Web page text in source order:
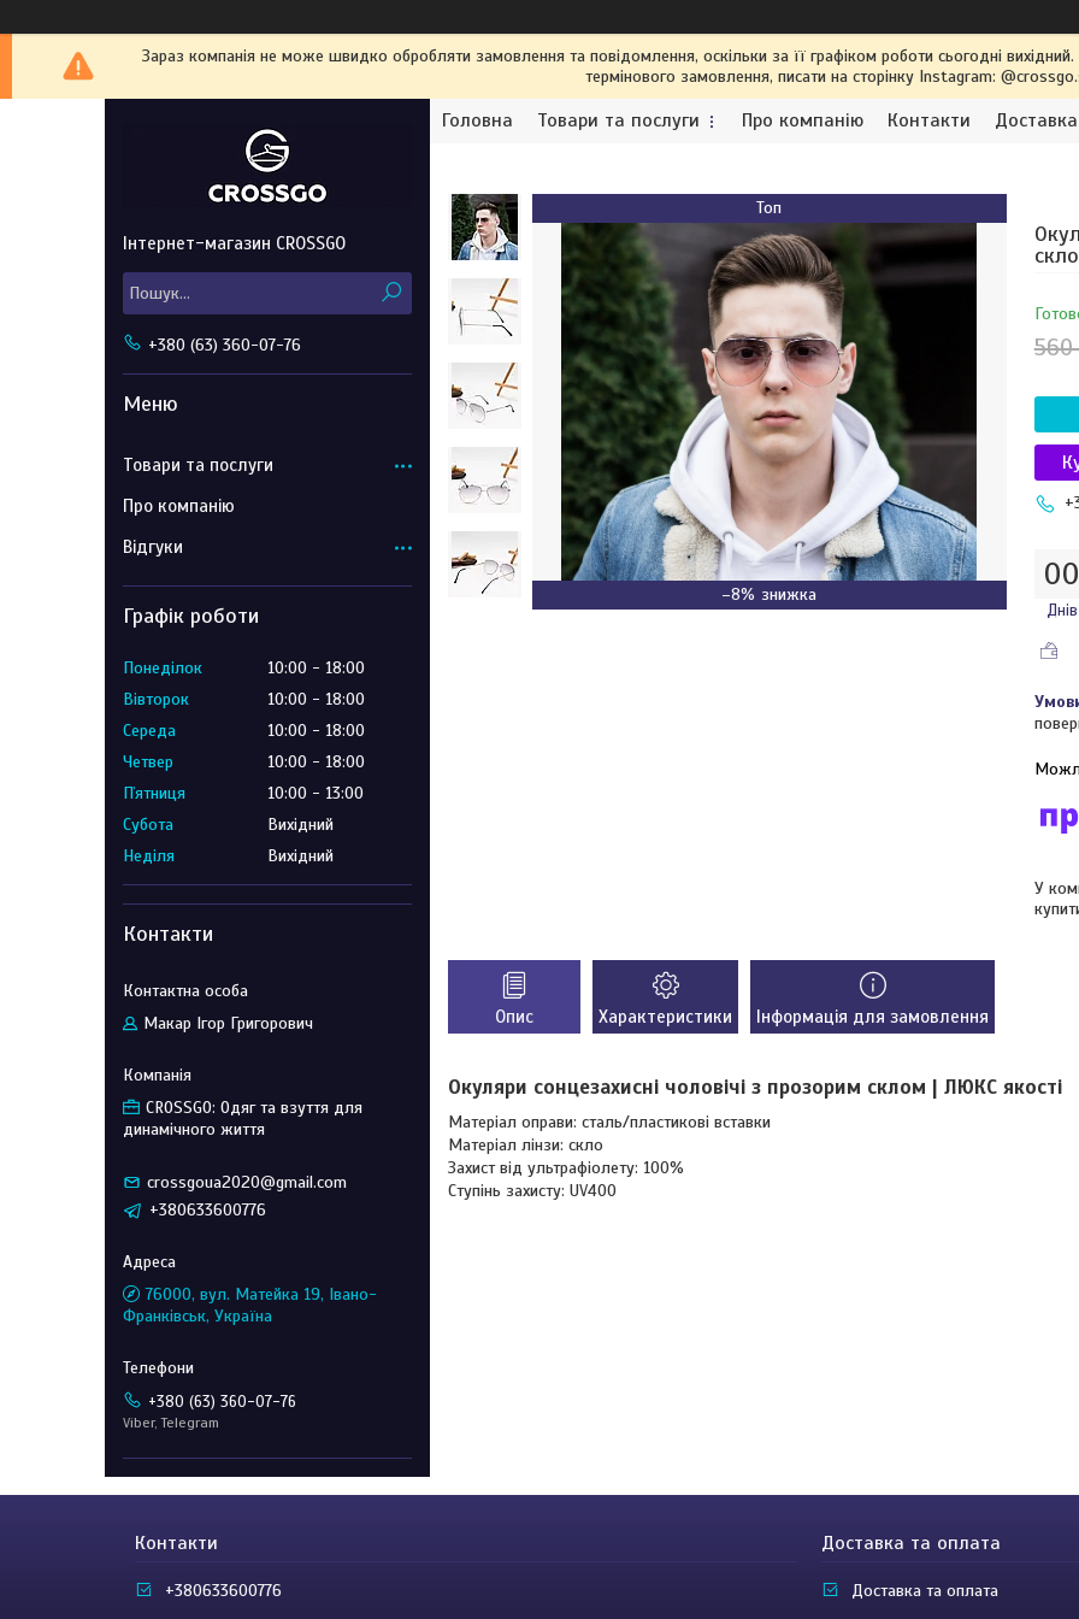
Зараз компанія не може швидко обробляти замовлення та повідомлення, оскільки за її графіком роботи сьогодні
термінового замовлення, писати на сторінку Instagram:
Головна Товари та послуги Про компанію Контакти
Топ
–8%
560
00
Днів
У
Опис Характеристики Інформація для замовлення
Окуляри сонцезахисні чоловічі з прозорим склом | ЛЮКС якості
Матеріал оправи: сталь/пластикові вставки
Матеріал лінзи: скло
Захист від ультрафіолету: 100%
Ступінь захисту: UV400
Інтернет-магазин CROSSGO
+380 (63) 360-07-76
Товари та послуги
Про компанію
Відгуки
Графік роботи
Понеділок 10:00
18:00
Вівторок
10:00
18:00
Середа
10:00
18:00
Четвер
10:00
18:00
Пʼятниця
10:00
13:00
Субота
Вихідний
Неділя
Вихідний
Контакти
Макар Ігор Григорович
CROSSGO: Одяг та взуття для
динамічного життя
crossgoua2020@gmail.com
+380633600776
76000, вул. Матейка 19, Івано-
Франківськ, Україна
+380 (63) 360-07-76
Viber, Telegram
Контакти
+380633600776
Доставка та оплата
Доставка та оплата